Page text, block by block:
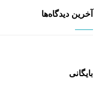
آخرین دیدگاه‌ها
بایگانی